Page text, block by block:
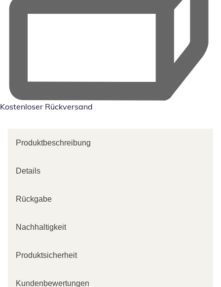
Kostenloser Rückversand
Produktbeschreibung
Details
Rückgabe
Nachhaltigkeit
Produktsicherheit
Kundenbewertungen